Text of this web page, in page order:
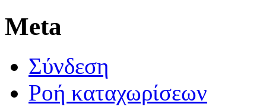
Meta
Σύνδεση
Ροή καταχωρίσεων